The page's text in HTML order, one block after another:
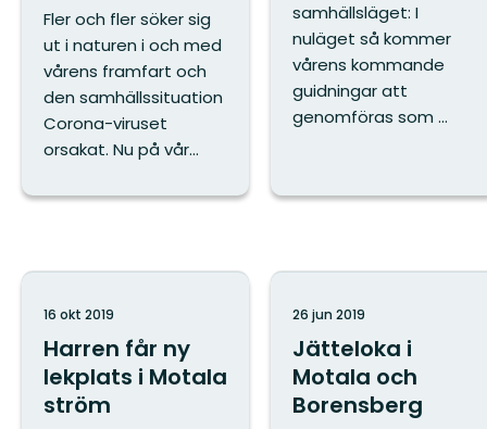
Fler och fler söker sig
ut i naturen i och med
vårens framfart och
den samhällssituation
Corona-viruset
orsakat. Nu på vår...
samhällsläget: I
nuläget så kommer
vårens kommande
guidningar att
genomföras som ...
Harren får ny
lekplats i Motala
ström
16 okt 2019
Jätteloka i
Motala och
Borensberg
26 jun 2019